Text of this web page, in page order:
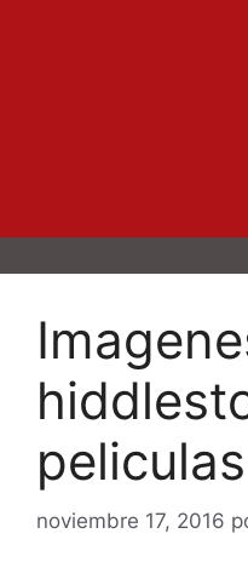
noviembre 17, 2016